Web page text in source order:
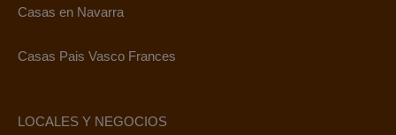
Casas en Navarra
Casas Pais Vasco Frances
LOCALES Y NEGOCIOS